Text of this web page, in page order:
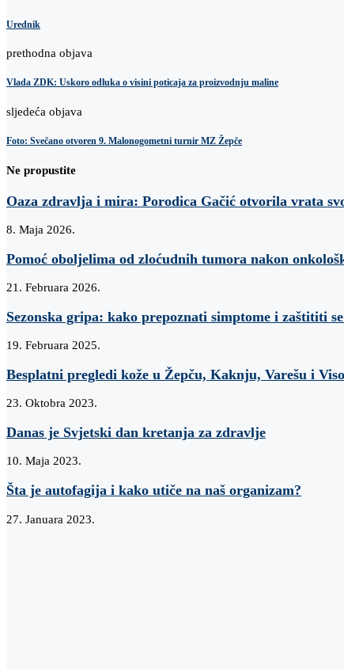
Urednik
prethodna objava
Vlada ZDK: Uskoro odluka o visini poticaja za proizvodnju maline
sljedeća objava
Foto: Svečano otvoren 9. Malonogometni turnir MZ Žepče
Ne propustite
Oaza zdravlja i mira: Porodica Gačić otvorila vrata
8. Maja 2026.
Pomoć oboljelima od zloćudnih tumora nakon
21. Februara 2026.
​Sezonska gripa: kako prepoznati simptome i zaštititi
19. Februara 2025.
Besplatni pregledi kože u Žepču, Kaknju, Varešu i
23. Oktobra 2023.
Danas je Svjetski dan kretanja za zdravlje
10. Maja 2023.
Šta je autofagija i kako utiče na naš organizam?
27. Januara 2023.